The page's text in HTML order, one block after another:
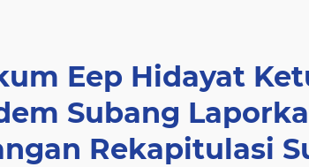
Eep Hidayat
Subang
Rekapitulasi